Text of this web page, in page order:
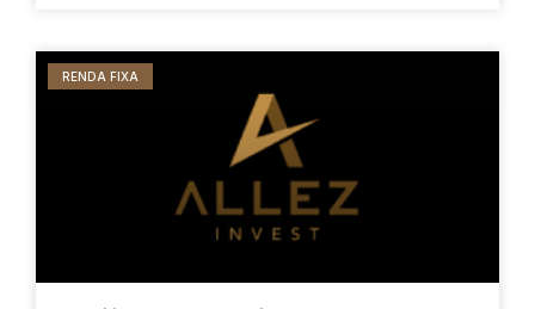
RENDA FIXA